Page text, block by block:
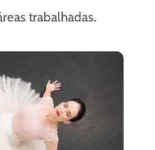
trabalhadas.